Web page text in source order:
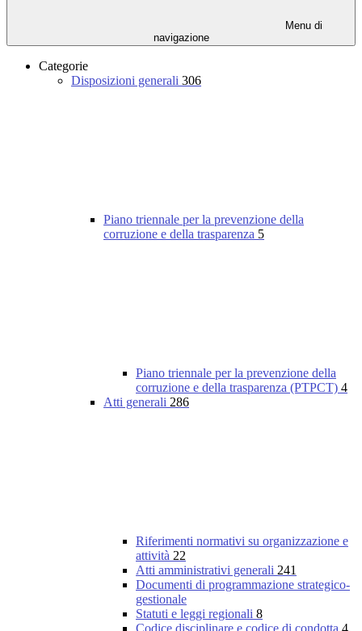
Menu di
navigazione
Categorie
Disposizioni generali 306
Piano triennale per la prevenzione della
corruzione e della trasparenza 5
Piano triennale per la prevenzione della
corruzione e della trasparenza (PTPCT) 4
Atti generali 286
Riferimenti normativi su organizzazione e
attività 22
Atti amministrativi generali 241
Documenti di programmazione strategico-
gestionale
Statuti e leggi regionali 8